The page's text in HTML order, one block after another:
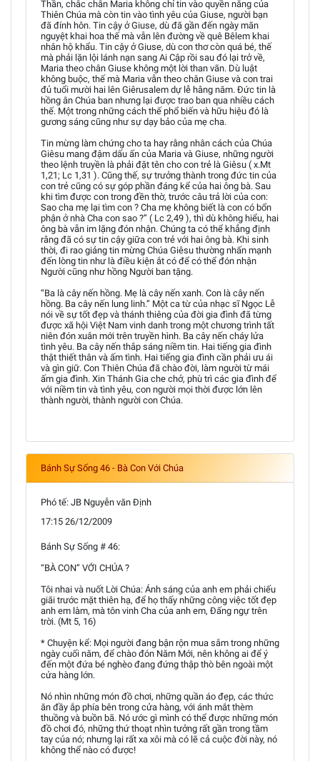
Thần, chắc chắn Maria không chỉ tin vào quyền năng của
Thiên Chúa mà còn tin vào tình yêu của Giuse, người bạn
đã đính hôn. Tin cậy ở Giuse, dù đã gần đến ngày mãn
nguyệt khai hoa thế mà vẫn lên đường về quê Bêlem khai
nhân hộ khẩu. Tin cậy ở Giuse, dù con thơ còn quá bé, thế
mà phải lặn lội lánh nạn sang Ai Cập rồi sau đó lại trở về,
Maria theo chân Giuse không một lời than vãn. Dù luật
không buộc, thế mà Maria vẫn theo chân Giuse và con trai
đủ tuổi mười hai lên Giêrusalem dự lễ hằng năm. Đức tin là
hồng ân Chúa ban nhưng lại được trao ban qua nhiều cách
thế. Một trong những cách thế phổ biến và hữu hiệu đó là
gương sáng cũng như sự dạy bảo của mẹ cha.
Tin mừng làm chứng cho ta hay rằng nhân cách của Chúa
Giêsu mang đậm dấu ấn của Maria và Giuse, những người
theo lệnh truyền là phải đặt tên cho con trẻ là Giêsu ( x.Mt
1,21; Lc 1,31 ). Cũng thế, sự trưởng thành trong đức tin của
con trẻ cũng có sự góp phần đáng kể của hai ông bà. Sau
khi tìm được con trong đền thờ, trước câu trả lời của con:
Sao cha mẹ lại tìm con ? Cha mẹ không biết là con có bổn
phận ở nhà Cha con sao ?” ( Lc 2,49 ), thì dù không hiểu, hai
ông bà vẫn im lặng đón nhận. Chúng ta có thể khẳng định
rằng đã có sự tin cậy giữa con trẻ với hai ông bà. Khi sinh
thời, đi rao giảng tin mừng Chúa Giêsu thường nhấn mạnh
đến lòng tin như là điều kiện ắt có để có thể đón nhận
Người cũng như hồng Người ban tặng.
“Ba là cây nến hồng. Mẹ là cây nến xanh. Con là cây nến
hồng. Ba cây nến lung linh.” Một ca từ của nhạc sĩ Ngọc Lễ
nói về sự tốt đẹp và thánh thiêng của đời gia đình đã từng
được xã hội Việt Nam vinh danh trong một chương trình tất
niên đón xuân mới trên truyền hình. Ba cây nến cháy lửa
tình yêu. Ba cây nến thắp sáng niềm tin. Hai tiếng gia đình
thật thiết thân và ấm tình. Hai tiếng gia đình cần phải ưu ái
và gìn giữ. Con Thiên Chúa đã chào đời, làm người từ mái
ấm gia đình. Xin Thánh Gia che chở, phù trì các gia đình để
với niềm tin và tình yêu, con người mọi thời được lớn lên
thành người, thành người con Chúa.
Bánh Sự Sống 46 - Bà Con Với Chúa
Phó tế: JB Nguyễn văn Định
17:15 26/12/2009
Bánh Sự Sống # 46:
“BÀ CON” VỚI CHÚA ?
Tôi nhai và nuốt Lời Chúa: Ánh sáng của anh em phải chiếu
giãi trước mặt thiên hạ, để họ thấy những công việc tốt đẹp
anh em làm, mà tôn vinh Cha của anh em, Đấng ngự trên
trời. (Mt 5, 16)
* Chuyện kể: Mọi người đang bận rộn mua sắm trong những
ngày cuối năm, để chào đón Năm Mới, nên không ai để ý
đến một đứa bé nghèo đang đứng thập thò bên ngoài một
cửa hàng lớn.
Nó nhìn những món đồ chơi, những quần áo đẹp, các thức
ăn đầy ắp phía bên trong cửa hàng, với ánh mắt thèm
thuồng và buồn bã. Nó ước gì mình có thể được những món
đồ chơi đó, những thứ thoạt nhìn tưởng rất gần trong tầm
tay của nó; nhưng lại rất xa xôi mà có lẽ cả cuộc đời này, nó
không thể nào có được!